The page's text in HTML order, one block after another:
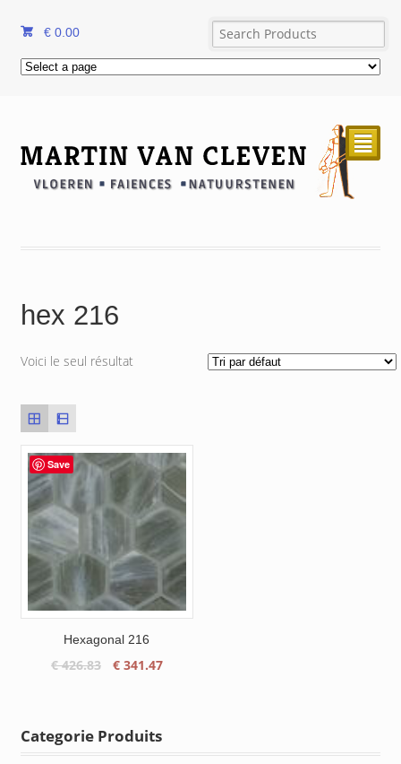
€ 0.00
²
hex 216
Voici le seul résultat
Save
Hexagonal 216
€426.83
Le
€ 426.83.
€341.47Le
€ 341.47.
Categorie Produits